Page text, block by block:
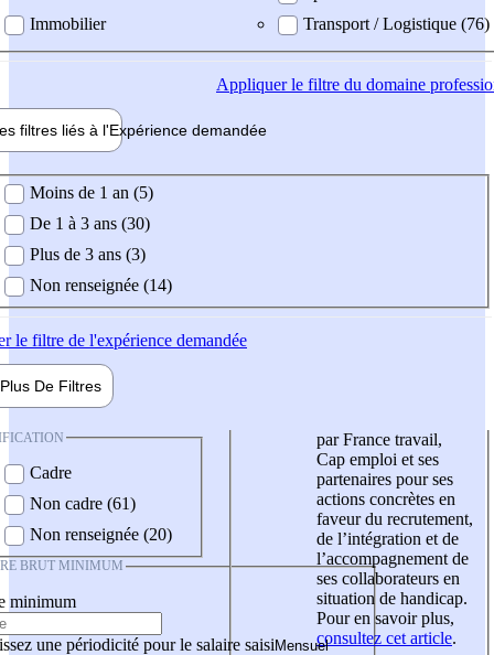
Immobilier
Transport / Logistique (76)
Appliquerle filtre du domaine
filtres liés à l'Expérience demandée
demandée
Moins de 1 an (5)
De 1 à 3 ans (30)
Plus de 3 ans (3)
Non renseignée (14)
le filtre de l'expérience demandée
Plus De Filtres
Cadre
Non cadre (61)
Non renseignée (20)
BRUT MINIMUM
minimum
une périodicité pour le salaire saisi
par France travail,
Cap emploi et ses
partenaires pour ses
actions concrètes en
faveur du recrutement,
de l’intégration et de
l’accompagnement de
ses collaborateurs en
situation de handicap.
Pour en savoir plus,
consultez cet article.